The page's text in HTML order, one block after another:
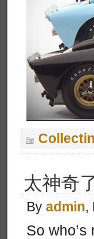
太神奇
By admin,
So who’s